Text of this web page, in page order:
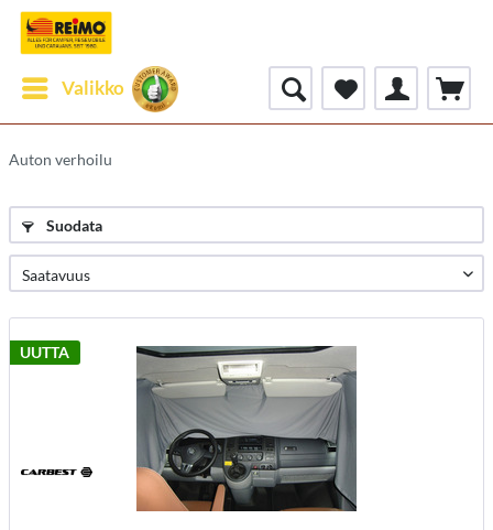
Valikko
Auton verhoilu
Suodata
UUTTA